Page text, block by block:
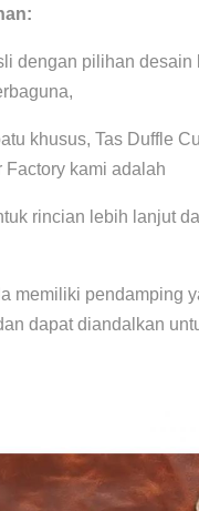
dengan pilihan desain
khusus, Tas Duffle
Factory kami adalah
rincian lebih lanjut
memiliki pendamping
dapat diandalkan